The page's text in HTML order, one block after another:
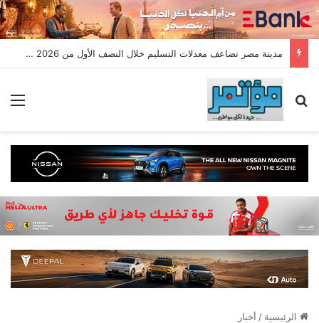
مدينة مصر تضاعف معدلات التسليم خلال النصف الأول من 2026 وتسجل مبيعات جديدة بقيمة 28.4 مليار جنيه
بحث عن
الرئيسية / أخبار